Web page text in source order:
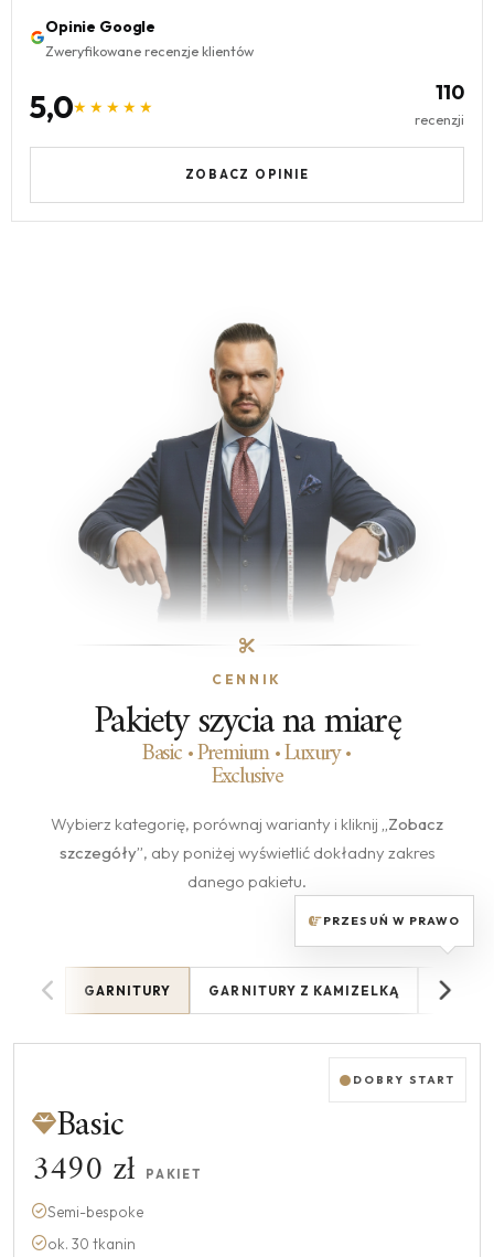
Opinie Google
Zweryfikowane recenzje klientów
5,0★★★★★
110
recenzji
ZOBACZ OPINIE
CENNIK
Pakiety szycia na miarę
Basic • Premium • Luxury •
Exclusive
Wybierz kategorię, porównaj warianty i kliknij „Zobacz
szczegóły”, aby poniżej wyświetlić dokładny zakres
danego pakietu.
GARNITURY GARNITURY Z KAMIZELKĄ
PRZESUŃ W PRAWO
DOBRY START
Basic
3490 zł PAKIET
Semi-bespoke
ok. 30 tkanin